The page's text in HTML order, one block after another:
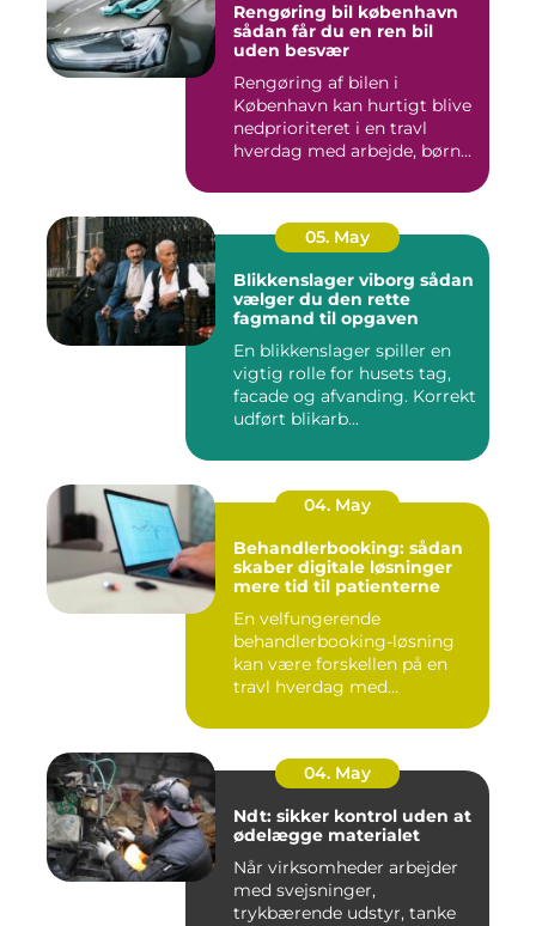
Rengøring bil københavn
sådan får du en ren bil
uden besvær
Rengøring af bilen i
København kan hurtigt blive
nedprioriteret i en travl
hverdag med arbejde, børn...
05. May
Blikkenslager viborg sådan
vælger du den rette
fagmand til opgaven
En blikkenslager spiller en
vigtig rolle for husets tag,
facade og afvanding. Korrekt
udført blikarb...
04. May
Behandlerbooking: sådan
skaber digitale løsninger
mere tid til patienterne
En velfungerende
behandlerbooking-løsning
kan være forskellen på en
travl hverdag med
04. May
Ndt: sikker kontrol uden at
ødelægge materialet
Når virksomheder arbejder
med svejsninger,
trykbærende udstyr, tanke